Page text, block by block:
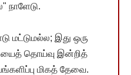
நாளேடு.
மட்டுமல்ல; இது ஒரு
தொய்வு இன்றித்
மிகத் தேவை.